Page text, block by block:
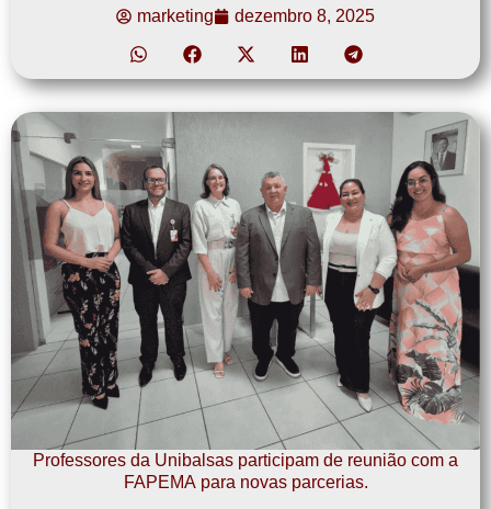
marketing dezembro 8, 2025
Professores da Unibalsas participam de reunião com a
FAPEMA para novas parcerias.